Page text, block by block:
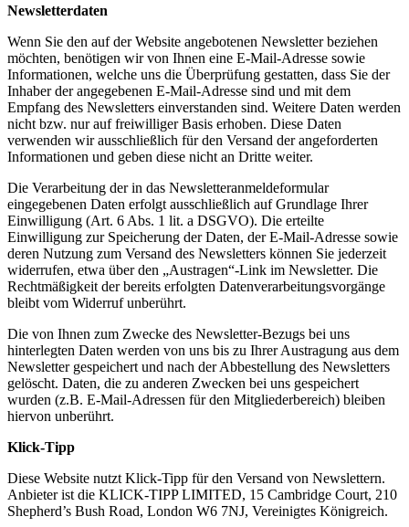
Newsletterdaten
Wenn Sie den auf der Website angebotenen Newsletter beziehen
möchten, benötigen wir von Ihnen eine E-Mail-Adresse sowie
Informationen, welche uns die Überprüfung gestatten, dass Sie der
Inhaber der angegebenen E-Mail-Adresse sind und mit dem
Empfang des Newsletters einverstanden sind. Weitere Daten werden
nicht bzw. nur auf freiwilliger Basis erhoben. Diese Daten
verwenden wir ausschließlich für den Versand der angeforderten
Informationen und geben diese nicht an Dritte weiter.
Die Verarbeitung der in das Newsletteranmeldeformular
eingegebenen Daten erfolgt ausschließlich auf Grundlage Ihrer
Einwilligung (Art. 6 Abs. 1 lit. a DSGVO). Die erteilte
Einwilligung zur Speicherung der Daten, der E-Mail-Adresse sowie
deren Nutzung zum Versand des Newsletters können Sie jederzeit
widerrufen, etwa über den „Austragen“-Link im Newsletter. Die
Rechtmäßigkeit der bereits erfolgten Datenverarbeitungsvorgänge
bleibt vom Widerruf unberührt.
Die von Ihnen zum Zwecke des Newsletter-Bezugs bei uns
hinterlegten Daten werden von uns bis zu Ihrer Austragung aus dem
Newsletter gespeichert und nach der Abbestellung des Newsletters
gelöscht. Daten, die zu anderen Zwecken bei uns gespeichert
wurden (z.B. E-Mail-Adressen für den Mitgliederbereich) bleiben
hiervon unberührt.
Klick-Tipp
Diese Website nutzt Klick-Tipp für den Versand von Newslettern.
Anbieter ist die KLICK-TIPP LIMITED, 15 Cambridge Court, 210
Shepherd’s Bush Road, London W6 7NJ, Vereinigtes Königreich.